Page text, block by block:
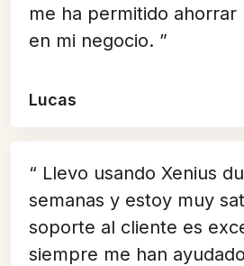
me ha permitido
en mi negocio. ”
Lucas
“ Llevo usando Xenius
semanas y estoy muy
soporte al cliente es
siempre me han